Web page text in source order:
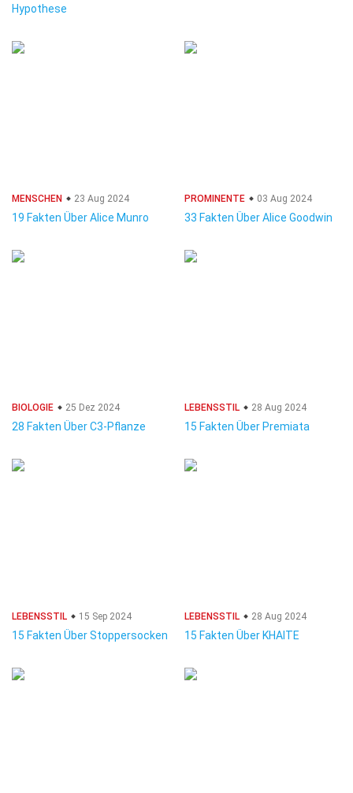
Hypothese
MENSCHEN 23 Aug 2024
19 Fakten Über Alice Munro
PROMINENTE 03 Aug 2024
33 Fakten Über Alice Goodwin
BIOLOGIE 25 Dez 2024
28 Fakten Über C3-Pflanze
LEBENSSTIL 28 Aug 2024
15 Fakten Über Premiata
LEBENSSTIL 15 Sep 2024
15 Fakten Über Stoppersocken
LEBENSSTIL 28 Aug 2024
15 Fakten Über KHAITE